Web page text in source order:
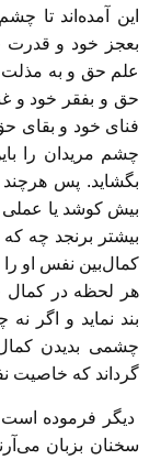
این آمده‌‏اند تا
بعجز خود و
علم حق و به
حق و بفقر خود و
فناى خود و بقاى
چشم مریدان را
بگشاید. پس
بیش کوشد یا عملى
بیشتر برنجد چه
کمال‌‏بین نفس او
هر لحظه در کمال
بند نماید و اگر
چشمى بدیدن
گرداند که
دیگر فرموده است
سخنان بزبان